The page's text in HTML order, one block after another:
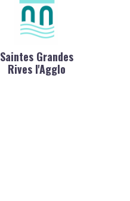
Saintes Grandes
Rives l'Agglo